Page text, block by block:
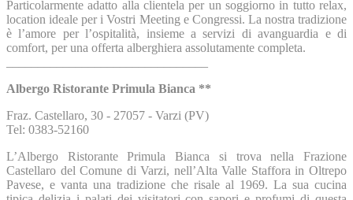
Particolarmente adatto alla clientela per un soggiorno in tutto relax,
location ideale per i Vostri Meeting e Congressi. La nostra tradizione
è l’amore per l’ospitalità, insieme a servizi di avanguardia e di
comfort, per una offerta alberghiera assolutamente completa.
Albergo Ristorante Primula Bianca **
Fraz. Castellaro, 30 - 27057 - Varzi (PV)
Tel: 0383-52160
L’Albergo Ristorante Primula Bianca si trova nella Frazione
Castellaro del Comune di Varzi, nell’Alta Valle Staffora in Oltrepo
Pavese, e vanta una tradizione che risale al 1969. La sua cucina